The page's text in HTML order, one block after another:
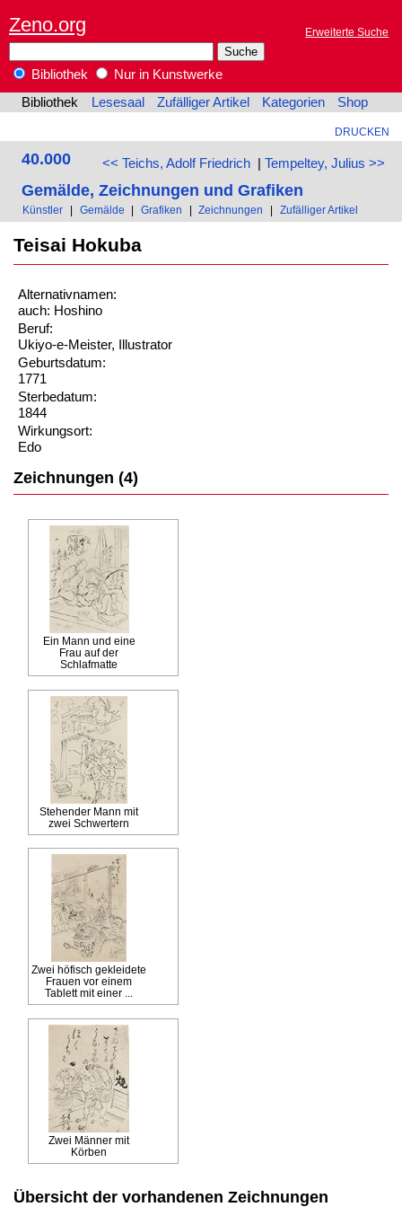
Zeno.org Erweiterte Suche
Bibliothek
Nur in Kunstwerke
Bibliothek
Lesesaal Zufälliger Artikel Kategorien Shop
DRUCKEN
<< Teichs, Adolf Friedrich| Tempeltey, Julius >>
40.000
Gemälde, Zeichnungen und Grafiken
Künstler | Gemälde | Grafiken | Zeichnungen | Zufälliger Artikel
Teisai Hokuba
Alternativnamen:
auch: Hoshino
Beruf:
Ukiyo-e-Meister, Illustrator
Geburtsdatum:
1771
Sterbedatum:
1844
Wirkungsort:
Edo
Zeichnungen (4)
Ein Mann und eine
Frau auf der
Schlafmatte
Stehender Mann mit
zwei Schwertern
Zwei höfisch gekleidete
Frauen vor einem
Tablett mit einer ...
Zwei Männer mit
Körben
Übersicht der vorhandenen Zeichnungen